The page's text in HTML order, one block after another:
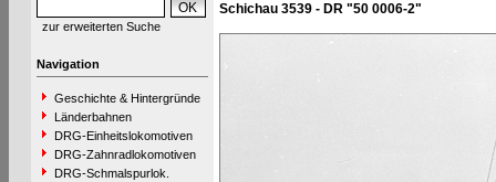
zur erweiterten Suche
Navigation
Geschichte & Hintergründe
Länderbahnen
DRG-Einheitslokomotiven
DRG-Zahnradlokomotiven
DRG-Schmalspurlok.
Schichau 3539 - DR "50 0006-2"